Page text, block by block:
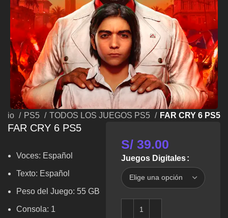
PS5 TODOS LOS JUEGOS PS5 FAR CRY 6 PS5
FAR CRY 6 PS5
Voces: Español
Texto: Español
Peso del Juego: 55 GB
Consola: 1
S/39.00
Juegos Digitales